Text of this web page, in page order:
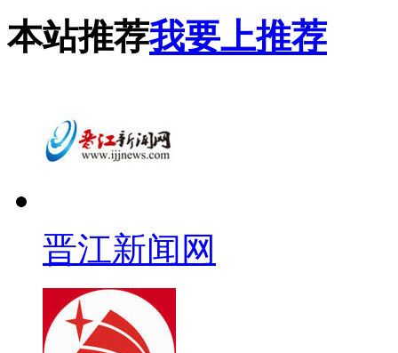
本站推荐我要上推荐
晋江新闻网